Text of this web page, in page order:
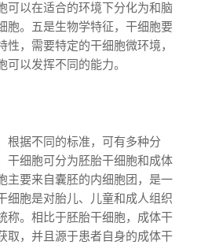
可以在适合的环境下分化为和脑
胞。五是生物学特征，干细胞要
，需要特定的干细胞微环境，
以发挥不同的能力。
据不同的标准，可有多种分
干细胞可分为胚胎干细胞和成体
主要来自囊胚的内细胞团，是一
细胞是对胎儿、儿童和成人组织
称。相比于胚胎干细胞，成体干
取，并且源于患者自身的成体干